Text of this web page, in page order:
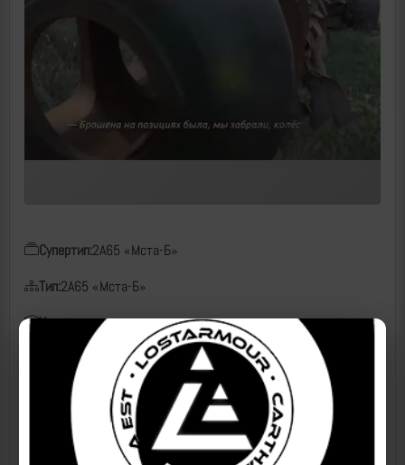
Супертип:2А65 «Мста-Б»
Тип:2А65 «Мста-Б»
Класс:artc
152 мм
10.09.2023
Место:
Артёмовск (Бахмут), ДНР